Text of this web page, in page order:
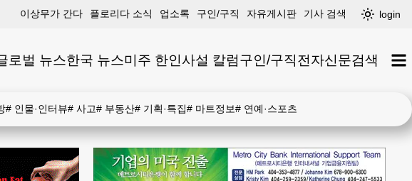
이상무가 간다 플로리다 소식 업소록 구인/구직 자유게시판 기사 검색 login
로벌 뉴스한국 뉴스미주 한인사설 칼럼구인/구직전자신문검색
# 인물·인터뷰# 사고# 부동산# 기획·특집# 마트정보# 연예·스포츠